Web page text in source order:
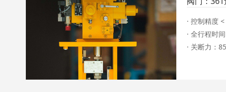
· 控制精度
· 全行程时
· 关断力：